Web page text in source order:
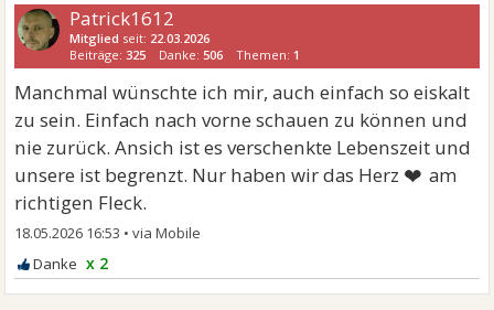
Patrick1612
Mitglied seit: 22.03.2026
Beiträge: 325 Danke: 506 Themen: 1
Manchmal wünschte ich mir, auch einfach so eiskalt
zu sein. Einfach nach vorne schauen zu können und
nie zurück. Ansich ist es verschenkte Lebenszeit und
unsere ist begrenzt. Nur haben wir das Herz ❤ am
richtigen Fleck.
18.05.2026 16:53 •
x 2